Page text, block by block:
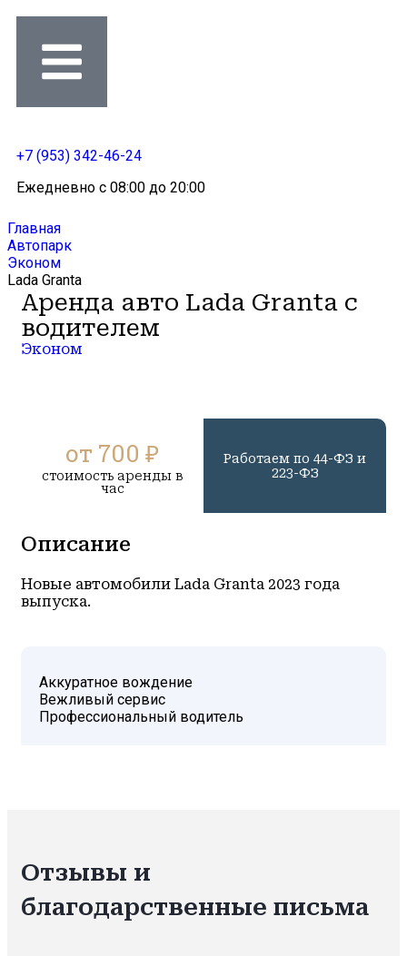
+7 (953) 342-46-24
Ежедневно c 08:00 до 20:00
Главная
Автопарк
Эконом
Lada Granta
Аренда авто Lada Granta с
водителем
Эконом
от 700 ₽
стоимость аренды в
час
Работаем по 44-ФЗ и
223-ФЗ
Описание
Новые автомобили Lada Granta 2023 года
выпуска.
Аккуратное вождение
Вежливый сервис
Профессиональный водитель
Отзывы и
благодарственные письма